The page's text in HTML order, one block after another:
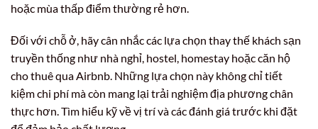
hoặc mùa thấp điểm thường rẻ hơn.
Đối với chỗ ở, hãy cân nhắc các lựa chọn thay thế khách sạn
truyền thống như nhà nghỉ, hostel, homestay hoặc căn hộ
cho thuê qua Airbnb. Những lựa chọn này không chỉ tiết
kiệm chi phí mà còn mang lại trải nghiệm địa phương chân
thực hơn. Tìm hiểu kỹ về vị trí và các đánh giá trước khi đặt